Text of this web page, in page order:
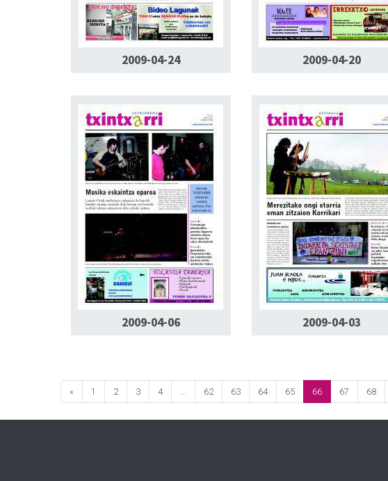
2009-04-24 2009-04-20
2009-04-06 2009-04-03
« 1 2 3 4 62 63 64 65 66 67 68